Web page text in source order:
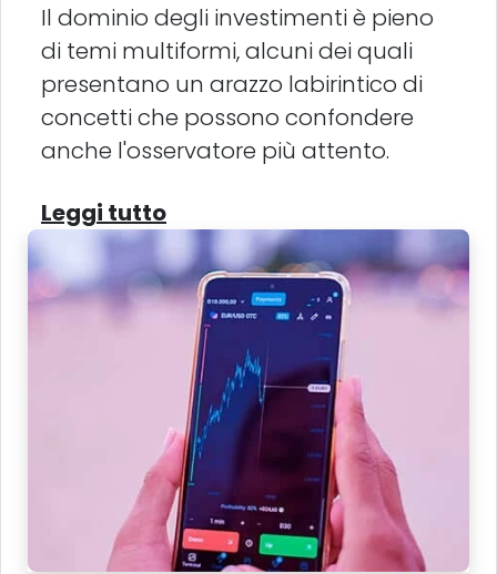
Il dominio degli investimenti è pieno
di temi multiformi, alcuni dei quali
presentano un arazzo labirintico di
concetti che possono confondere
anche l'osservatore più attento.
Leggi tutto